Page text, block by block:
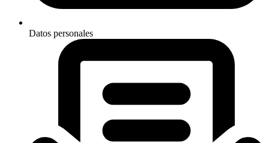
Datos personales